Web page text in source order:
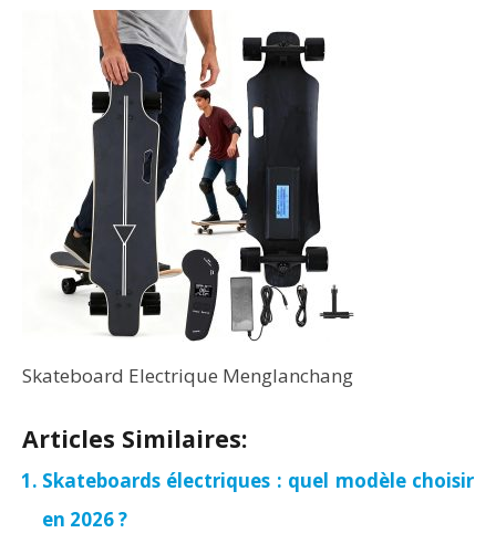
Skateboard Electrique Menglanchang
Articles Similaires:
Skateboards électriques : quel modèle choisir
en 2026 ?